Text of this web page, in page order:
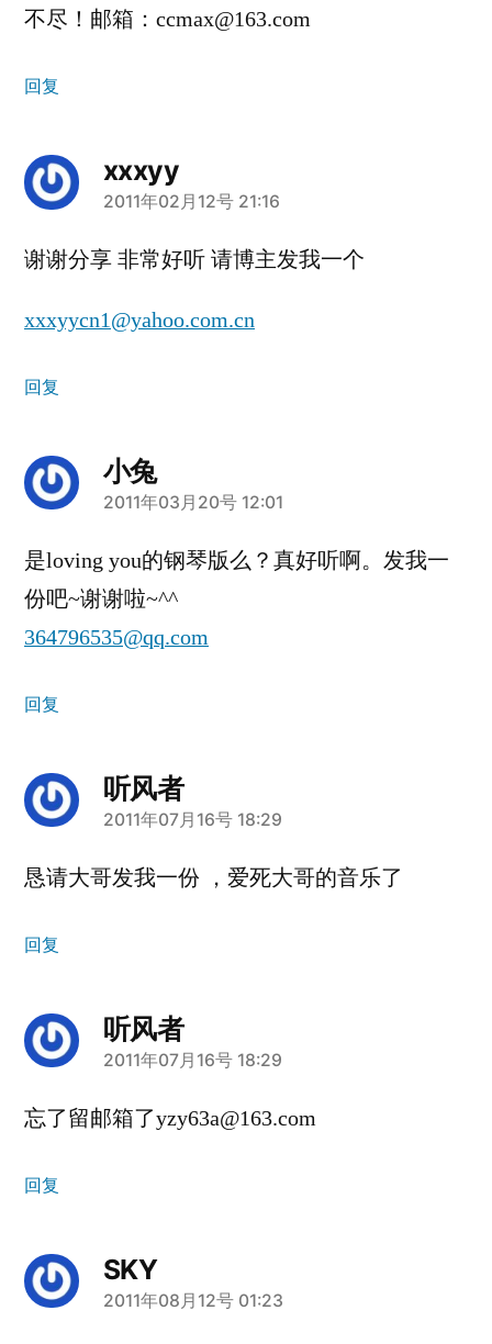
不尽！邮箱：ccmax@163.com
回复
xxxyy
说：
2011年02月12号 21:16
谢谢分享 非常好听 请博主发我一个
xxxyycn1@yahoo.com.cn
回复
小兔
说：
2011年03月20号 12:01
是loving you的钢琴版么？真好听啊。发我一
份吧~谢谢啦~^^
364796535@qq.com
回复
听风者
说：
2011年07月16号 18:29
恳请大哥发我一份 ，爱死大哥的音乐了
回复
听风者
说：
2011年07月16号 18:29
忘了留邮箱了yzy63a@163.com
回复
SKY
说：
2011年08月12号 01:23